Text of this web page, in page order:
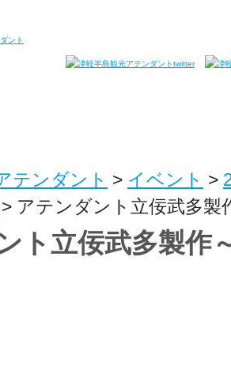
テンダント > イベント >
> アテンダント立佞武多製
ト立佞武多製作